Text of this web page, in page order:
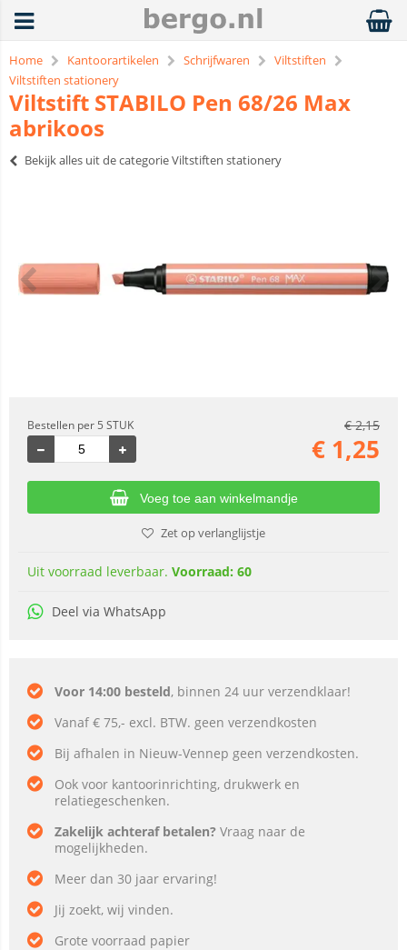
Home Kantoorartikelen Schrijfwaren
Viltstiften
Viltstiften stationery
Viltstift STABILO Pen 68/26 Max
abrikoos
Bekijk alles uit de categorie Viltstiften stationery
Bestellen per 5 STUK €2,15
€ 1,25
Voeg toe aan winkelmandje
Zet op verlanglijstje
Uit voorraad leverbaar. Voorraad: 60
Deel via WhatsApp
Voor 14:00 besteld, binnen 24 uur verzendklaar!
Vanaf € 75,- excl. BTW. geen verzendkosten
Bij afhalen in Nieuw-Vennep geen verzendkosten.
Ook voor kantoorinrichting, drukwerk en
relatiegeschenken.
Zakelijk achteraf betalen? Vraag naar de
mogelijkheden.
Meer dan 30 jaar ervaring!
Jij zoekt, wij vinden.
Grote voorraad papier